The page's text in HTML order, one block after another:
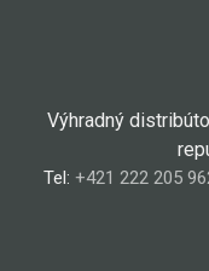
Výhradný
Tel: +421 222 205